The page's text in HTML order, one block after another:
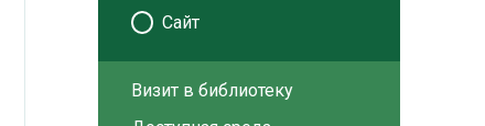
Сайт
Визит в библиотеку